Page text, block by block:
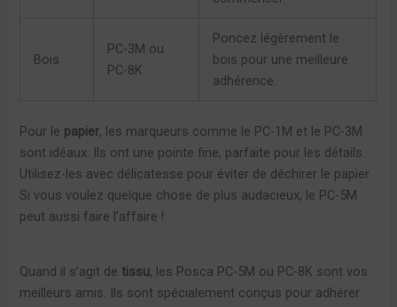
Bois
PC-3M ou
PC-8K
Poncez légèrement le
bois pour une meilleure
adhérence.
Pour le papier, les marqueurs comme le PC-1M et le PC-3M
sont idéaux. Ils ont une pointe fine, parfaite pour les détails.
Utilisez-les avec délicatesse pour éviter de déchirer le papier.
Si vous voulez quelque chose de plus audacieux, le PC-5M
peut aussi faire l’affaire !
Quand il s’agit detissu, les Posca PC-5M ou PC-8K sont vos
meilleurs amis. Ils sont spécialement conçus pour adhérer